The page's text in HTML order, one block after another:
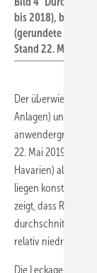
bis 2018),
(gerundete Werte).
Stand 22. Mai 2019.
Der überwiegende
Anlagen) und bei
anwendergruppen-
22. Mai 2019). Die
Havarien) aller
liegen konstant
zeigt, dass R422D-,
durchschnittliche
relativ niedrige
Die Leckagen in